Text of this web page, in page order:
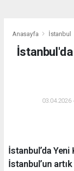
Anasayfa İstanbul
03.04.2026
İstanbul’da
İstanbul’un